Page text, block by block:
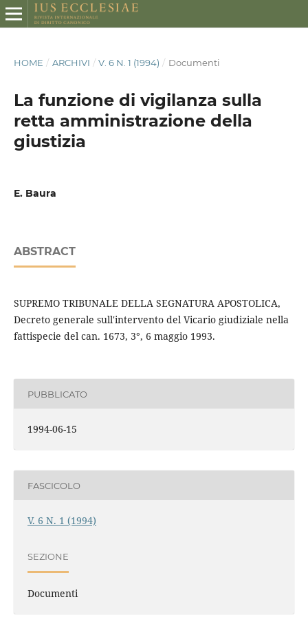
HOME / ARCHIVI / V. 6 N. 1 (1994) / Documenti
La funzione di vigilanza sulla
retta amministrazione della
giustizia
E. Baura
ABSTRACT
SUPREMO TRIBUNALE DELLA SEGNATURA APOSTOLICA,
Decreto generale sull'intervento del Vicario giudiziale nella
fattispecie del can. 1673, 3°, 6 maggio 1993.
PUBBLICATO
1994-06-15
FASCICOLO
V. 6 N. 1 (1994)
SEZIONE
Documenti